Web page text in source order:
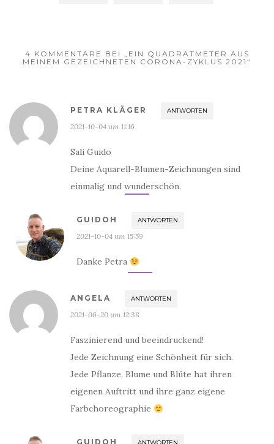
4 KOMMENTARE BEI „EIN QUADRATMETER AUS
MEINEM GEZEICHNETEN CORONA-ZYKLUS 2021“
PETRA KLÄGER ANTWORTEN
2021-10-04 um 11:16
Sali Guido
Deine Aquarell-Blumen-Zeichnungen sind
einmalig und wunderschön.
GUIDOH ANTWORTEN
2021-10-04 um 15:59
Danke Petra
ANGELA ANTWORTEN
2021-06-20 um 12:38
Faszinierend und beeindruckend!
Jede Zeichnung eine Schönheit für sich.
Jede Pflanze, Blume und Blüte hat ihren
eigenen Auftritt und ihre ganz eigene
Farbchoreographie
GUIDOH